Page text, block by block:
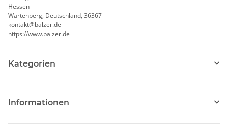
Hessen
Wartenberg, Deutschland, 36367
kontakt@balzer.de
https://www.balzer.de
Kategorien
Informationen